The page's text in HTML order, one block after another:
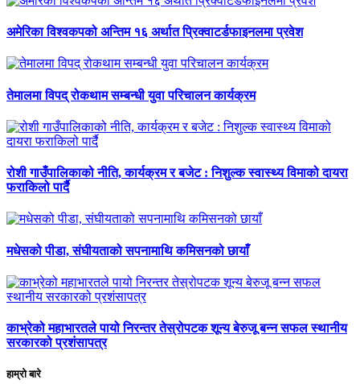
अमेरिका विश्वकपको अन्तिम १६ अर्थात प्रिक्वाटर्डफाइनलमा प्रवेश
तेमालमा विपद् रोकथाम सम्बन्धी युवा परिचालन कार्यक्रम
रोशी गाउँपालिकाको नीति, कार्यक्रम र बजेट : निशुल्क स्वास्थ्य विमाको दायरा
फराकिलो पार्दै
मधेसको पीडा, संघीयताको सपनामाथि कमिसनको छायाँ
काभ्रेको महाभारतले पायो निरन्तर तेस्रोपटक शून्य बेरुजू बन्न सफल स्थानीय
सरकारको प्रशंसापत्र
हाम्रो बारे